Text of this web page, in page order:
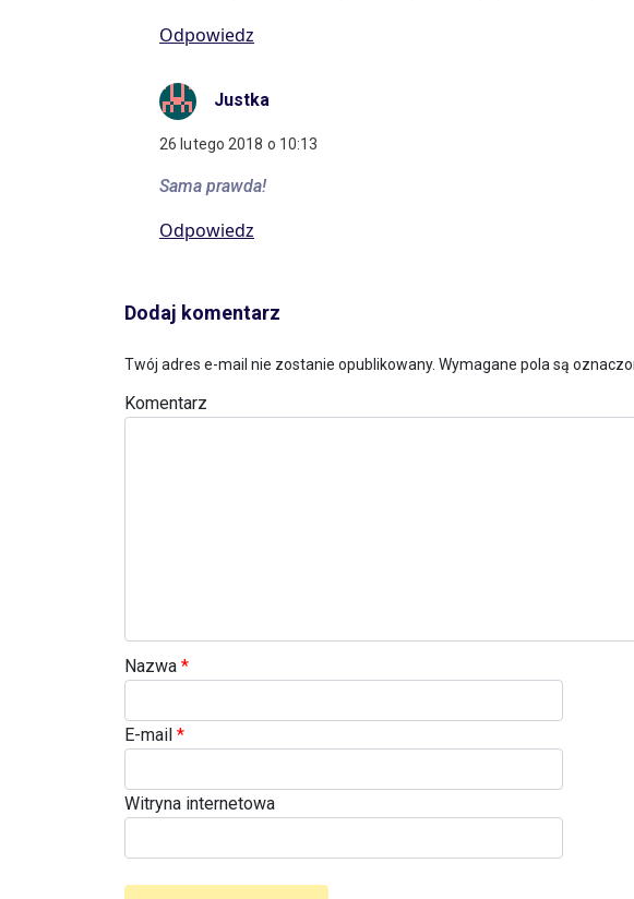
Odpowiedz
Justka
26 lutego 2018 o 10:13
Sama prawda!
Odpowiedz
Dodaj komentarz
Twój adres e-mail nie zostanie opublikowany. Wymagane pola są
Komentarz
Nazwa *
E-mail *
Witryna internetowa